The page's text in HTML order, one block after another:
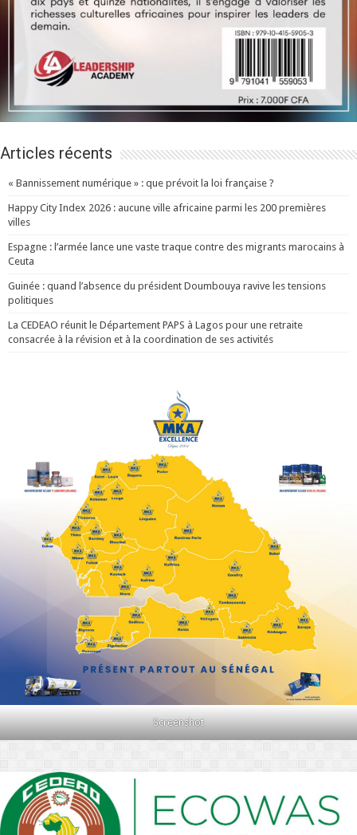
Articles récents
« Bannissement numérique » : que prévoit la loi française ?
Happy City Index 2026 : aucune ville africaine parmi les 200 premières
villes
Espagne : l’armée lance une vaste traque contre des migrants marocains à
Ceuta
Guinée : quand l’absence du président Doumbouya ravive les tensions
politiques
La CEDEAO réunit le Département PAPS à Lagos pour une retraite
consacrée à la révision et à la coordination de ses activités
Screenshot